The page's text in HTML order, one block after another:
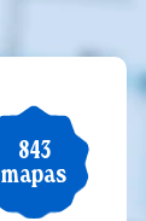
843
mapas